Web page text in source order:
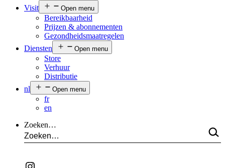
Visit
Open menu
Bereikbaarheid
Prijzen & abonnementen
Gezondheidsmaatregelen
Diensten
Open menu
Store
Verhuur
Distributie
nl
Open menu
fr
en
Zoeken…